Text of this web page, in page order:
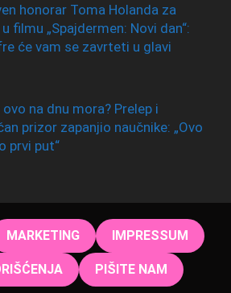
honorar Toma Holanda za
filmu „Spajdermen: Novi dan“:
će vam se zavrteti u glavi
ovo na dnu mora? Prelep i
prizor zapanjio naučnike: „Ovo
prvi put“
MARKETING IMPRESSUM
PIŠITE NAM